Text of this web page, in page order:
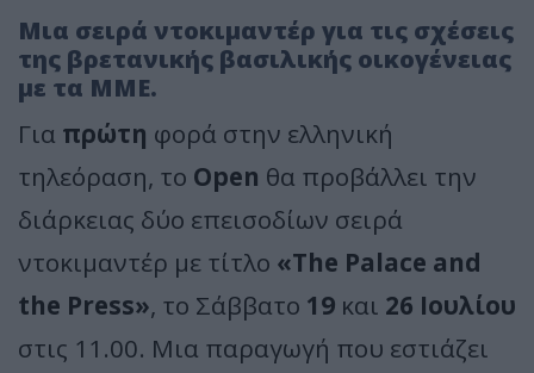
Μια σειρά ντοκιμαντέρ για τις σχέσεις
της βρετανικής βασιλικής οικογένειας
με τα ΜΜΕ.
Για πρώτη φορά στην ελληνική
τηλεόραση, το Open θα προβάλλει την
διάρκειας δύο επεισοδίων σειρά
ντοκιμαντέρ με τίτλο «The Palace and
the Press», το Σάββατο 19 και 26 Ιουλίου
στις 11.00. Μια παραγωγή που εστιάζει